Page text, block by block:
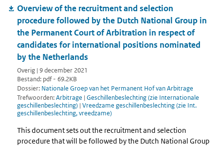
Overview of the recruitment and selection
procedure followed by the Dutch National Group in
the Permanent Court of Arbitration in respect of
candidates for international positions nominated
by the Netherlands
Overig | 9 december 2021
Bestand: pdf - 69.2KB
Dossier: Nationale Groep van het Permanent Hof van Arbitrage
Trefwoorden:Arbitrage | Geschillenbeslechting (zie Internationale
geschillenbeslechting) | Vreedzame geschillenbeslechting (zie Int.
geschillenbeslechting, vreedzame)
This document sets out the recruitment and selection
procedure that will be followed by the Dutch National Group